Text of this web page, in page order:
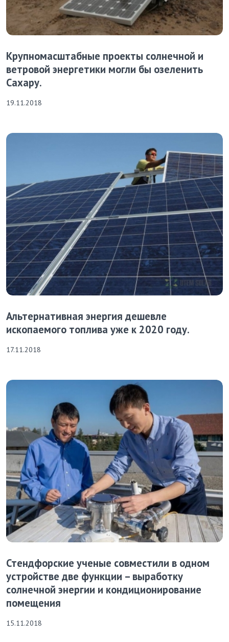
Крупномасштабные проекты солнечной и
ветровой энергетики могли бы озеленить
Сахару.
19.11.2018
Альтернативная энергия дешевле
ископаемого топлива уже к 2020 году.
17.11.2018
Стендфорские ученые совместили в одном
устройстве две функции – выработку
солнечной энергии и кондиционирование
помещения
15.11.2018